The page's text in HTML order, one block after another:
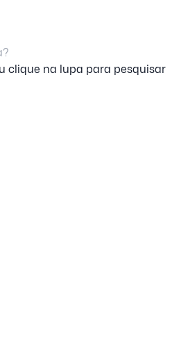
clique na lupa para pesquisar